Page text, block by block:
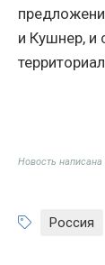
и Кушнер, и
Новость
Россия